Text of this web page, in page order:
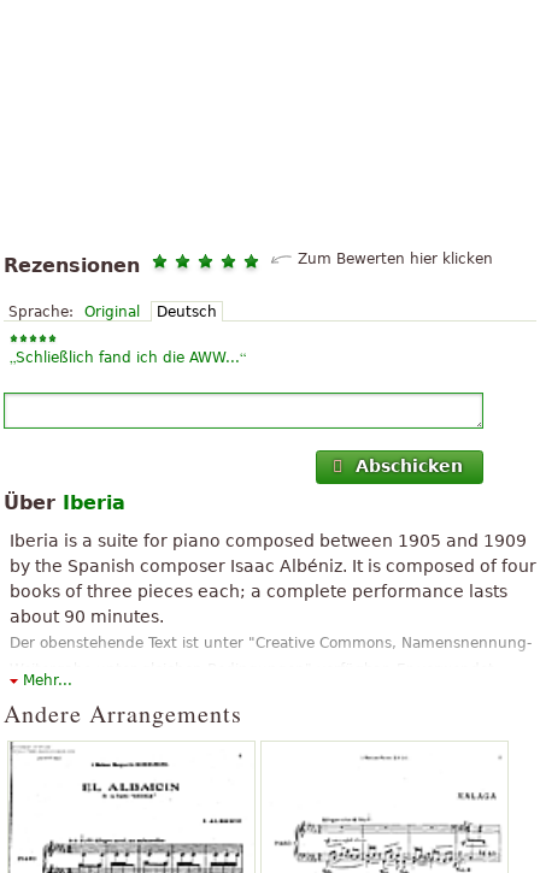
Rezensionen Zum Bewerten hier klicken
Sprache: Original Deutsch
„Schließlich fand ich die AWW...“
Abschicken
Über Iberia
Iberia is a suite for piano composed between 1905 and 1909
by the Spanish composer Isaac Albéniz. It is composed of four
books of three pieces each; a complete performance lasts
about 90 minutes.
Der obenstehende Text ist unter "Creative Commons, Namensnennung-
Mehr...
Andere Arrangements